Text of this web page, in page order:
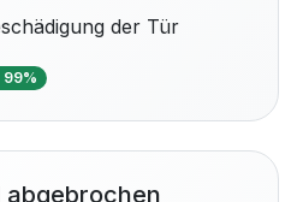
der Tür
99%
abgebrochen